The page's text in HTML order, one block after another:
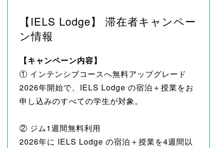
【IELS Lodge】 滞在者キャンペー
ン情報
【キャンペーン内容】
① インテンシブコースへ無料アップグレード
2026年開始で、IELS Lodge の宿泊＋授業をお
申し込みのすべての学生が対象。
② ジム1週間無料利用
2026年に IELS Lodge の宿泊＋授業を4週間以